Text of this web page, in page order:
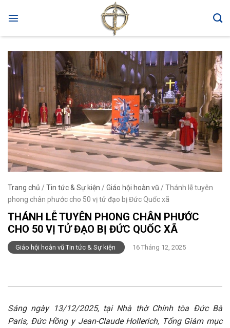
Trang chủ / Tin tức & Sự kiện / Giáo hội hoàn vũ / Thánh lễ tuyên
phong chân phước cho 50 vị tử đạo bị Đức Quốc xã
THÁNH LỄ TUYÊN PHONG CHÂN PHƯỚC
CHO 50 VỊ TỬ ĐẠO BỊ ĐỨC QUỐC XÃ
Giáo hội hoàn vũ Tin tức & Sự kiện 16 Tháng 12, 2025
Sáng ngày 13/12/2025, tại Nhà thờ Chính tòa Đức Bà
Paris, Đức Hồng y Jean-Claude Hollerich, Tổng Giám mục